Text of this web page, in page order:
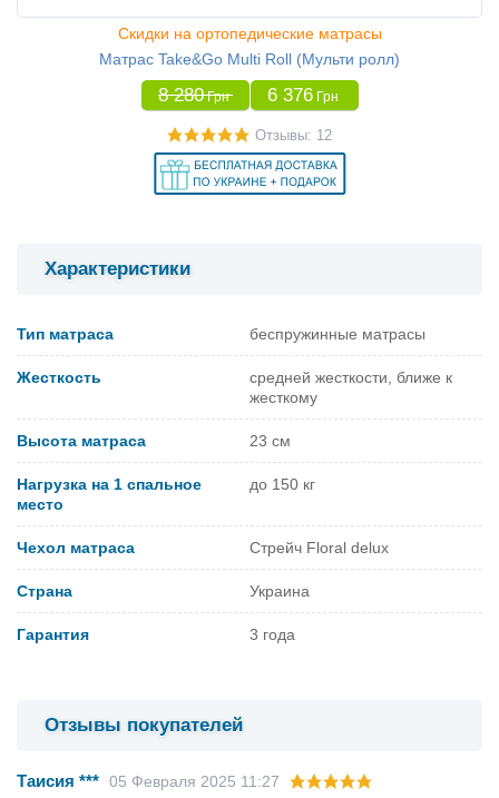
Скидки на ортопедические матрасы
Матрас Take&Go Multi Roll (Мульти ролл)
8 280 Грн 6 376 Грн
Отзывы: 12
Характеристики
Тип матраса беспружинные матрасы
Жесткость
средней жесткости, ближе к
жесткому
Высота матраса 23 см
Нагрузка на 1 спальное
место
до 150 кг
Чехол матраса Стрейч Floral delux
Страна Украина
Гарантия 3 года
Отзывы покупателей
Таисия *** 05 Февраля 2025 11:27